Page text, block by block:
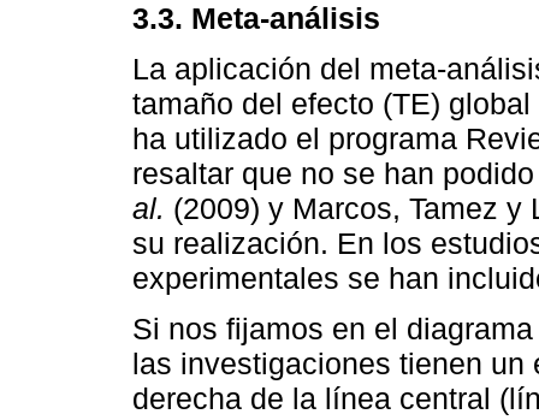
3.3. Meta-análisis
La aplicación del meta-
tamaño del efecto (TE)
ha utilizado el programa
resaltar que no se han
al. (2009) y Marcos, Tamez y
su realización. En los
experimentales se han
Si nos fijamos en el
las investigaciones tienen
derecha de la línea central